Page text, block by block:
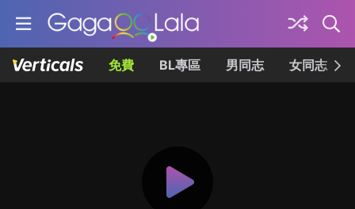
免費 BL專區 男同志 女同志